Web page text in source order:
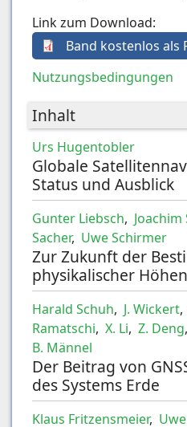
Link zum Download:
Band kostenlos als
Nutzungsbedingungen
Inhalt
Urs Hugentobler
Globale
Status und Ausblick
Gunter Liebsch,
Sacher, Uwe Schirmer
Zur Zukunft der
physikalischer Höhen
Harald Schuh, J. Wickert,
Ramatschi, X. Li, Z. Deng,
B. Männel
Der Beitrag von
des Systems Erde
Klaus Fritzensmeier,